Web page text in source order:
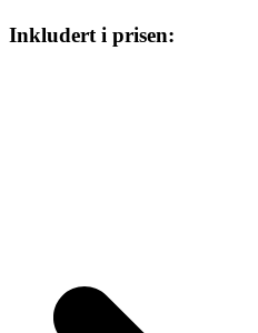
Inkludert i prisen: